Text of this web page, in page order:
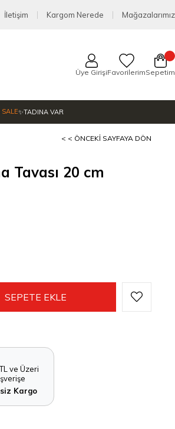
İletişim Kargom Nerede Mağazalarımız
Üye GirişiFavorilerimSepetim
✨TADINA VAR
< < ÖNCEKI SAYFAYA DÖN
Tavası 20 cm
ve Üzeri
Kargo